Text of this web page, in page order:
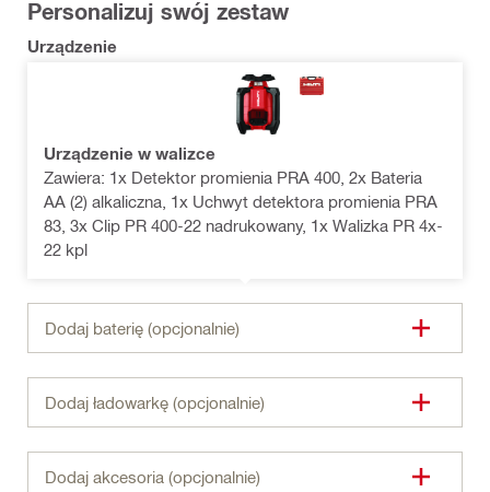
Personalizuj swój zestaw
Urządzenie
Urządzenie w walizce
Zawiera: 1x Detektor promienia PRA 400, 2x Bateria
AA (2) alkaliczna, 1x Uchwyt detektora promienia PRA
83, 3x Clip PR 400-22 nadrukowany, 1x Walizka PR 4x-
22 kpl
Dodaj baterię (opcjonalnie)
Dodaj ładowarkę (opcjonalnie)
Dodaj akcesoria (opcjonalnie)